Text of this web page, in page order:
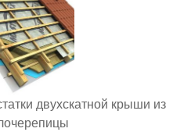
двухскатной крыши из